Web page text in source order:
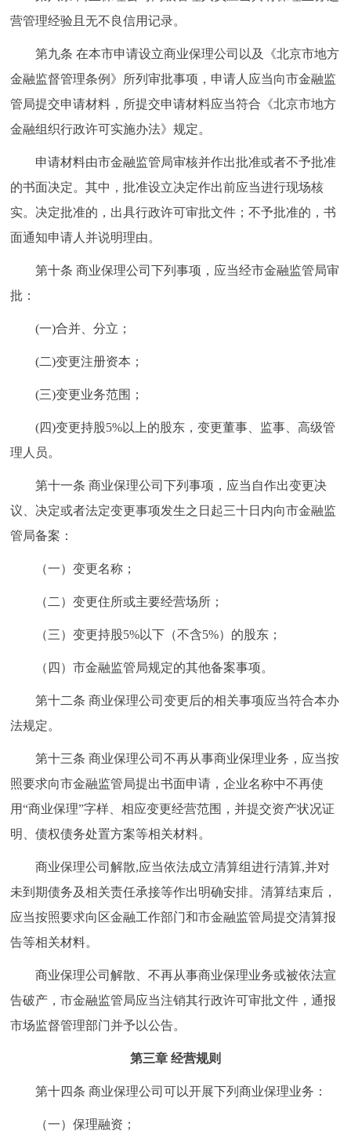
营管理经验且无不良信用记录。
第九条 在本市申请设立商业保理公司以及《北京市地方
金融监督管理条例》所列审批事项，申请人应当向市金融监
管局提交申请材料，所提交申请材料应当符合《北京市地方
金融组织行政许可实施办法》规定。
申请材料由市金融监管局审核并作出批准或者不予批准
的书面决定。其中，批准设立决定作出前应当进行现场核
实。决定批准的，出具行政许可审批文件；不予批准的，书
面通知申请人并说明理由。
第十条 商业保理公司下列事项，应当经市金融监管局审
批：
(一)合并、分立；
(二)变更注册资本；
(三)变更业务范围；
(四)变更持股5%以上的股东，变更董事、监事、高级管
理人员。
第十一条 商业保理公司下列事项，应当自作出变更决
议、决定或者法定变更事项发生之日起三十日内向市金融监
管局备案：
（一）变更名称；
（二）变更住所或主要经营场所；
（三）变更持股5%以下（不含5%）的股东；
（四）市金融监管局规定的其他备案事项。
第十二条 商业保理公司变更后的相关事项应当符合本办
法规定。
第十三条 商业保理公司不再从事商业保理业务，应当按
照要求向市金融监管局提出书面申请，企业名称中不再使
用“商业保理”字样、相应变更经营范围，并提交资产状况证
明、债权债务处置方案等相关材料。
商业保理公司解散,应当依法成立清算组进行清算,并对
未到期债务及相关责任承接等作出明确安排。清算结束后，
应当按照要求向区金融工作部门和市金融监管局提交清算报
告等相关材料。
商业保理公司解散、不再从事商业保理业务或被依法宣
告破产，市金融监管局应当注销其行政许可审批文件，通报
市场监督管理部门并予以公告。
第三章 经营规则
第十四条 商业保理公司可以开展下列商业保理业务：
（一）保理融资；